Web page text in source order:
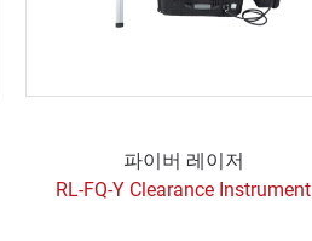
파이버 레이저
RL-FQ-Y Clearance Instrument